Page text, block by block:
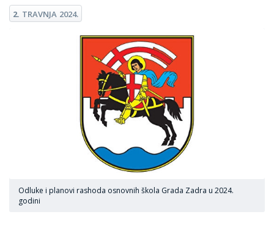
2. TRAVNJA 2024.
Odluke i planovi rashoda osnovnih škola Grada Zadra u 2024.
godini